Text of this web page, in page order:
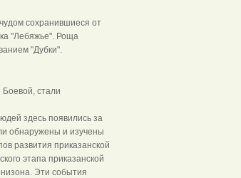
сохранившиеся от
"Лебяжье". Роща
"Дубки".
стали
здесь появились за
обнаружены и изучены
развития приказанской
этапа приказанской
Эти события